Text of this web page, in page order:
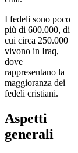
I fedeli sono poco
più di 600.000, di
cui circa 250.000
vivono in Iraq,
dove
rappresentano la
maggioranza dei
fedeli cristiani.
Aspetti
generali